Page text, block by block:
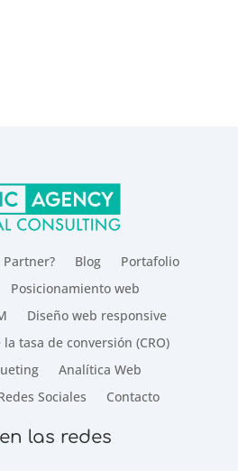
Partner? Blog
Portafolio
Posicionamiento web
Diseño web responsive
tasa de conversión (CRO)
Analítica Web
Sociales
Contacto
las redes